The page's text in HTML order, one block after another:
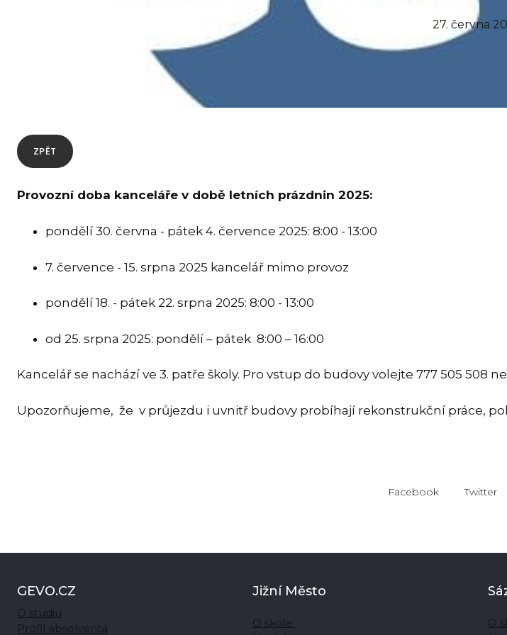
27. června
ZPĚT
Provozní doba kanceláře v době letních prázdnin 2025:
pondělí 30. června - pátek 4. července 2025: 8:00 - 13:00
7. července - 15. srpna 2025 kancelář mimo provoz
pondělí 18. - pátek 22. srpna 2025: 8:00 - 13:00
od 25. srpna 2025: pondělí – pátek 8:00 – 16:00
Kancelář se nachází ve 3. patře školy. Pro vstup do budovy volejte 777 505 508
Upozorňujeme, že v průjezdu i uvnitř budovy probíhají rekonstrukční práce,
Facebook Twitter
GEVO.CZ
O studiu
Profil absolventa
Jižní Město
O škole
O